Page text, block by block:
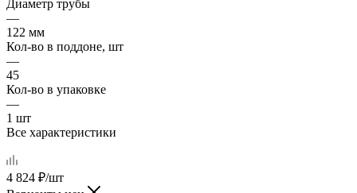
Диаметр трубы
—
122 мм
Кол-во в поддоне, шт
—
45
Кол-во в упаковке
—
1 шт
Все характеристики
4 824 ₽/шт